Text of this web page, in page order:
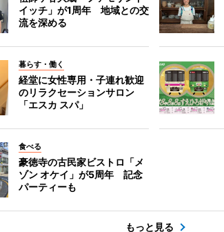
イッチ」が1周年 地域との交
流を深める
暮らす・働く
経堂に女性専用・子連れ歓迎
のリラクセーションサロン
「エスカ スパ」
食べる
豪徳寺の古民家ビストロ「メ
ゾン オケイ」が5周年 記念
パーティーも
もっと見る